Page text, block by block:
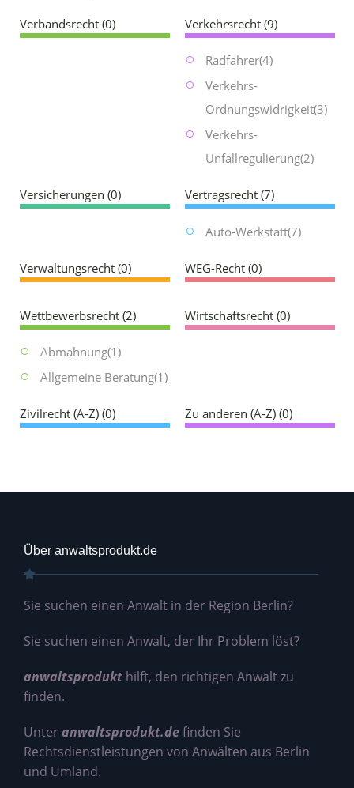
Verbandsrecht(0) Verkehrsrecht(9)
Radfahrer(4)
Verkehrs-
Ordnungswidrigkeit(3)
Verkehrs-
Unfallregulierung(2)
Versicherungen (0) Vertragsrecht(7)
Auto-Werkstatt(7)
Verwaltungsrecht(0) WEG-Recht(0)
Wettbewerbsrecht(2)
Abmahnung(1)
Allgemeine Beratung(1)
Wirtschaftsrecht(0)
Zivilrecht (A-Z)(0) Zu anderen (A-Z)(0)
Über anwaltsprodukt.de
Sie suchen einen Anwalt in der Region Berlin?
Sie suchen einen Anwalt, der Ihr Problem löst?
anwaltsprodukt hilft, den richtigen Anwalt zu
finden.
Unteranwaltsprodukt.definden Sie
Rechtsdienstleistungen von Anwälten aus Berlin
und Umland.